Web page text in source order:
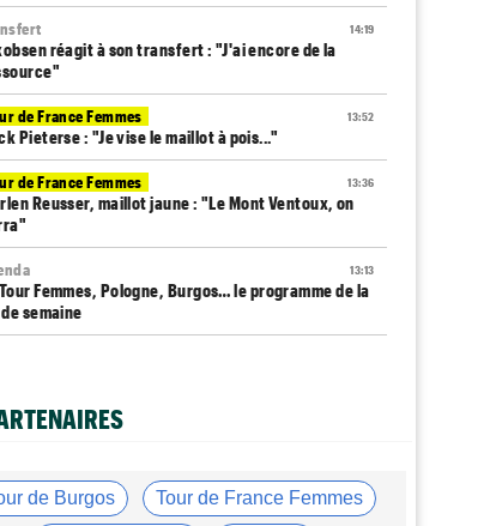
14:19
réagit à son transfert : "J'ai encore de la
13:52
de France Femmes
Pieterse : "Je vise le maillot à pois..."
13:36
de France Femmes
Reusser, maillot jaune : "Le Mont Ventoux, on
13:13
Femmes, Pologne, Burgos… le programme de la
semaine
Pogacar ?
de Burgos Tour de France Femmes